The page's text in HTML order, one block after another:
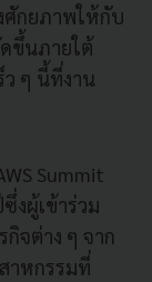
ศักยภาพให้กับ
ดขึ้นภายใต้
ๆ นี้ที่งาน
Summit
งผู้เข้าร่วม
จต่าง ๆ จาก
าหกรรมที่